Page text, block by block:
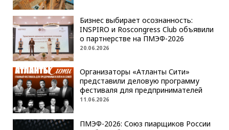
Бизнес выбирает осознанность:
INSPIRO и Roscongress Club объявили
о партнерстве на ПМЭФ-2026
20.06.2026
Организаторы «Атланты Сити»
представили деловую программу
фестиваля для предпринимателей
11.06.2026
ПМЭФ-2026: Союз пиарщиков России